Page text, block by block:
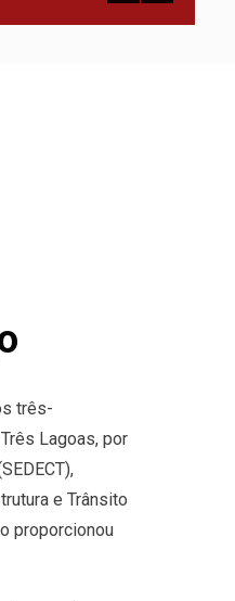
três-
Lagoas, por
e Trânsito
proporcionou